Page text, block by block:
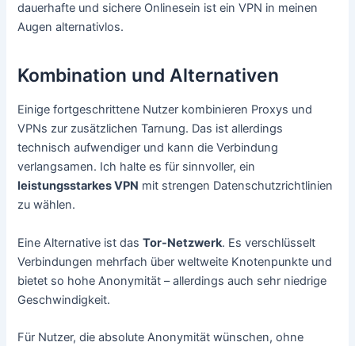
dauerhafte und sichere Onlinesein ist ein VPN in meinen
Augen alternativlos.
Kombination und Alternativen
Einige fortgeschrittene Nutzer kombinieren Proxys und
VPNs zur zusätzlichen Tarnung. Das ist allerdings
technisch aufwendiger und kann die Verbindung
verlangsamen. Ich halte es für sinnvoller, ein
leistungsstarkes VPN mit strengen Datenschutzrichtlinien
zu wählen.
Eine Alternative ist dasTor-Netzwerk. Es verschlüsselt
Verbindungen mehrfach über weltweite Knotenpunkte und
bietet so hohe Anonymität – allerdings auch sehr niedrige
Geschwindigkeit.
Für Nutzer, die absolute Anonymität wünschen, ohne